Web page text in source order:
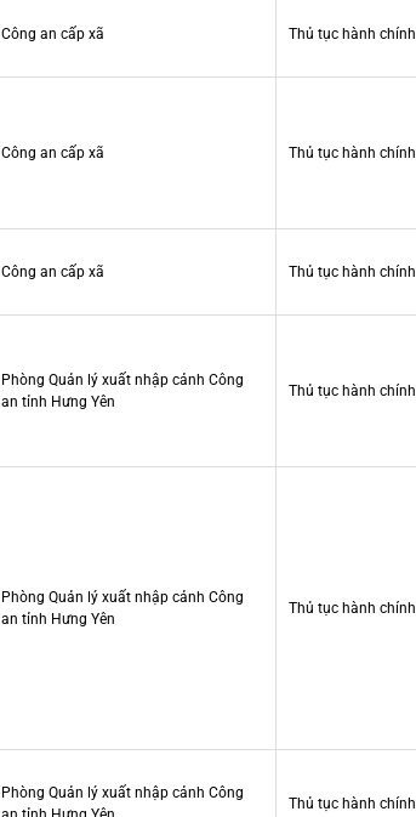
Công an cấp xã Thủ tục hành chính
Công an cấp xã Thủ tục hành chính
Công an cấp xã Thủ tục hành chính
Phòng Quản lý xuất nhập cảnh Công
an tỉnh Hưng Yên
Thủ tục hành chính
Phòng Quản lý xuất nhập cảnh Công
an tỉnh Hưng Yên
Thủ tục hành chính
Phòng Quản lý xuất nhập cảnh Công
Thủ tục hành chính